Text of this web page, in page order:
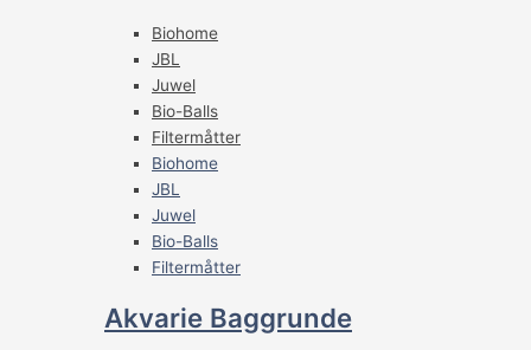
Biohome
JBL
Juwel
Bio-Balls
Filtermåtter
Biohome
JBL
Juwel
Bio-Balls
Filtermåtter
Akvarie Baggrunde